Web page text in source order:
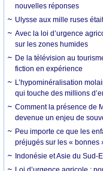
nouvelles réponses
Ulysse aux mille ruses
Avec la loi d’urgence
sur les zones humides
De la télévision au
fiction en expérience
L’hypominéralisation
qui touche des millions
Comment la présence de
devenue un enjeu de
Peu importe ce que les
préjugés sur les « bonnes
Indonésie et Asie du Sud-